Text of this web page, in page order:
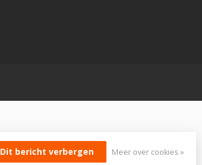
Dit bericht verbergen Meer over cookies »